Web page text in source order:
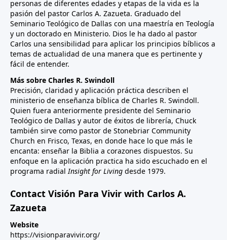
personas de diferentes edades y etapas de la vida es la
pasión del pastor Carlos A. Zazueta. Graduado del
Seminario Teológico de Dallas con una maestría en Teología
y un doctorado en Ministerio. Dios le ha dado al pastor
Carlos una sensibilidad para aplicar los principios bíblicos a
temas de actualidad de una manera que es pertinente y
fácil de entender.
Más sobre Charles R. Swindoll
Precisión, claridad y aplicación práctica describen el
ministerio de enseñanza bíblica de Charles R. Swindoll.
Quien fuera anteriormente presidente del Seminario
Teológico de Dallas y autor de éxitos de librería, Chuck
también sirve como pastor de Stonebriar Community
Church en Frisco, Texas, en donde hace lo que más le
encanta: enseñar la Biblia a corazones dispuestos. Su
enfoque en la aplicación practica ha sido escuchado en el
programa radialInsight for Living desde 1979.
Contact Visión Para Vivir with Carlos A.
Zazueta
Website
https://visionparavivir.org/